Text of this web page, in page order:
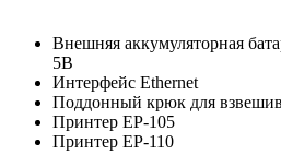
Внешняя аккумуляторная
5В
Интерфейс Ethernet
Поддонный крюк для
Принтер ЕР-105
Принтер ЕР-110